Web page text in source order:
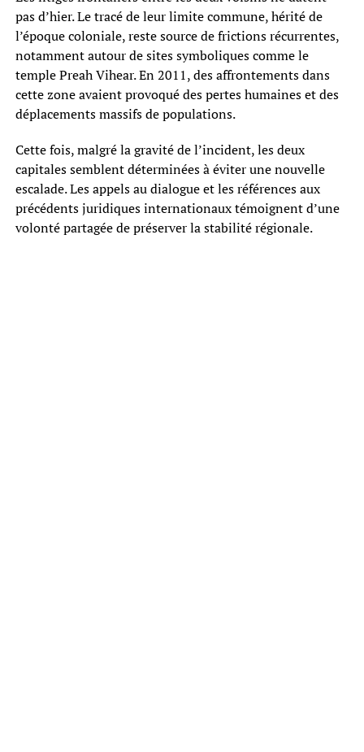
pas d’hier. Le tracé de leur limite commune, hérité de
l’époque coloniale, reste source de frictions récurrentes,
notamment autour de sites symboliques comme le
temple Preah Vihear. En 2011, des affrontements dans
cette zone avaient provoqué des pertes humaines et des
déplacements massifs de populations.
Cette fois, malgré la gravité de l’incident, les deux
capitales semblent déterminées à éviter une nouvelle
escalade. Les appels au dialogue et les références aux
précédents juridiques internationaux témoignent d’une
volonté partagée de préserver la stabilité régionale.